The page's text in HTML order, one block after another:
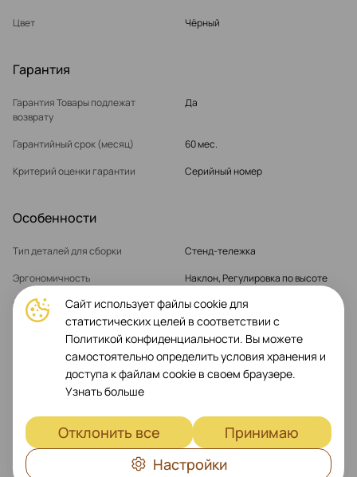
Цвет Чёрный
Гарантия
Гарантия Товары подлежат
возврату
Да
Гарантийный срок (месяц)
60 мес.
Критерий оценки гарантии
Серийный номер
Особенности
Тип деталей для сборки
Стенд-тележка
Эргономичность
Наклон, Регулировка по высоте
Максимальный вес экрана
130 кг
Родительские продукты
50" - 100" Screens
Интерфейс крепления монитора
от 200/200 мм до 600x1000mm
Показать больше
Сайт использует файлы cookie для
статистических целей в соответствии с
Политикой конфиденциальности. Вы можете
самостоятельно определить условия хранения и
доступа к файлам cookie в своем браузере.
Узнать больше
Отклонить все
Принимаю
Настройки